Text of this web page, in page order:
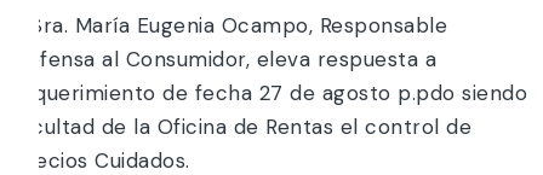
4.Sra. María Eugenia Ocampo, Responsable
Defensa al Consumidor, eleva respuesta a
requerimiento de fecha 27 de agosto p.pdo siendo
facultad de la Oficina de Rentas el control de
Precios Cuidados.